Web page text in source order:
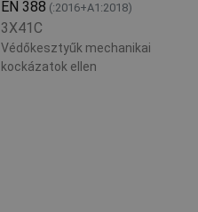
EN 388 (:2016+A1:2018)
3X41C
Védőkesztyűk mechanikai
kockázatok ellen